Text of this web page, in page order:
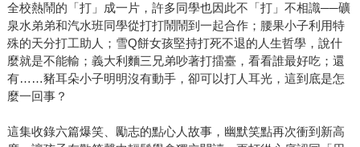
全校熱鬧的「打」成一片，許多同學也因此不「打」不相識──礦
泉水弟弟和汽水班同學從打打鬧鬧到一起合作；腰果小子利用特
殊的天分打工助人；雪Q餅女孩堅持打死不退的人生哲學，說什
麼就是不能輸；義大利麵三兄弟吵著打擂臺，看看誰最好吃；還
有……豬耳朵小子明明沒有動手，卻可以打人耳光，這到底是怎
麼一回事？
這集收錄六篇爆笑、勵志的點心人故事，幽默笑點再次衝到新高